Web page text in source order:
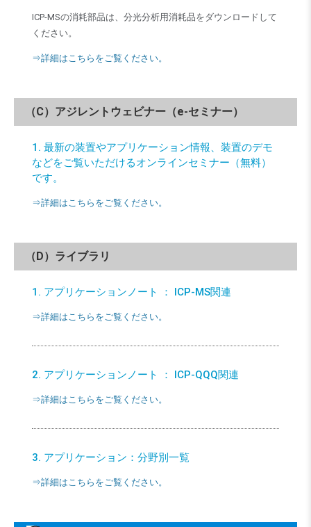
ICP-MSの消耗部品は、分光分析用消耗品をダウンロードして
ください。
⇒詳細はこちらをご覧ください。
（C）アジレントウェビナー（e-セミナー）
1. 最新の装置やアプリケーション情報、装置のデモ
などをご覧いただけるオンラインセミナー（無料）
です。
⇒詳細はこちらをご覧ください。
（D）ライブラリ
1. アプリケーションノート ： ICP-MS関連
⇒詳細はこちらをご覧ください。
2. アプリケーションノート ： ICP-QQQ関連
⇒詳細はこちらをご覧ください。
3. アプリケーション：分野別一覧
⇒詳細はこちらをご覧ください。